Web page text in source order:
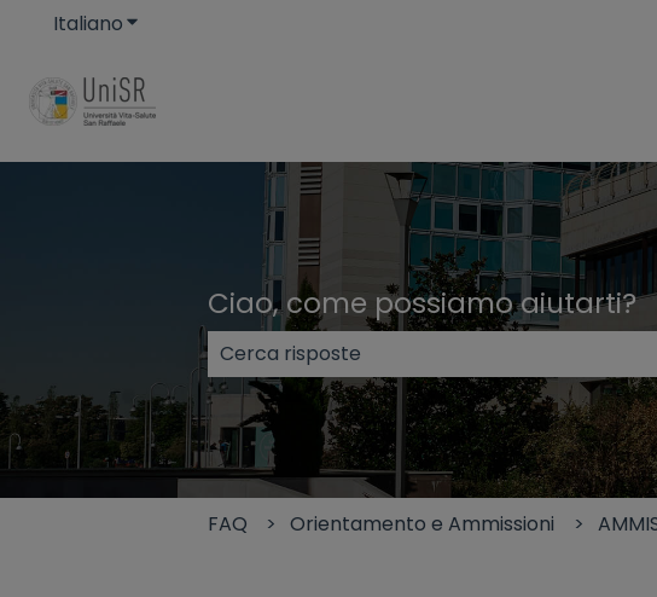
ItalianoMostra sottomenu per le traduzioni
Ciao, come possiamo aiutarti?
Non sono presenti suggerimenti perché il
FAQ Orientamento e Ammissioni